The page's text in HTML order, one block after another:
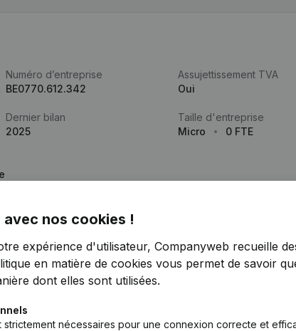
Numéro d’entreprise
BE0770.612.342
Assujettissement TVA
Oui
Dernier bilan
2025
Taille d'entreprise
Micro
0 FTE
Vous recherchez plus
nos cookies !
expérience d'utilisateur, Companyweb recueille
en matière de cookies vous permet de savoir
dont elles sont utilisées.
strictement nécessaires pour une connexion correcte et